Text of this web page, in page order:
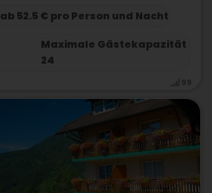
ab 52.5 € pro Person und Nacht
Maximale Gästekapazität
24